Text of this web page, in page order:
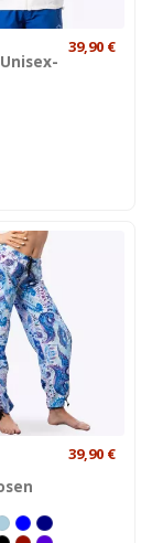
Unisex-
39,90 €
39,90 €